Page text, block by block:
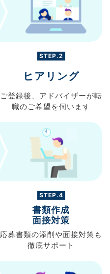
STEP.2
ヒアリング
ご登録後、 アドバイザーが転
職のご希望を伺います
STEP.4
書類作成
面接対策
応募書類の添削や面接対策も
徹底サポート